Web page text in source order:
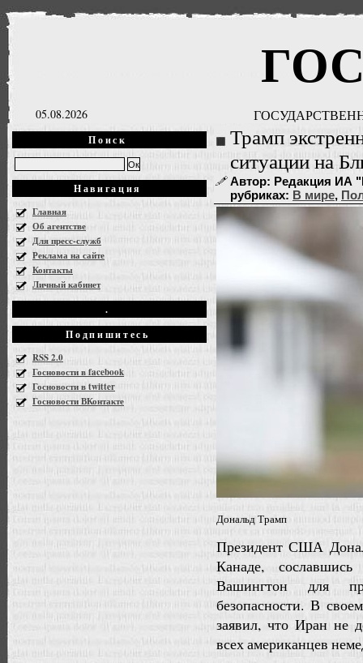
05.08.2026
Поиск
Навигация
Главная
Об агентстве
Для пресс-служб
Реклама на сайте
Контакты
Личный кабинет
.
Подпишитесь
RSS 2.0
Госновости в facebook
Госновости в twitter
Госновости ВКонтакте
Трамп
ситуации на
Автор: Редакция ИА
рубриках: В мире,
Дональд Трамп
Президент США
Канаде,
Вашингтон для
безопасности. В
заявил, что Иран не
всех американцев